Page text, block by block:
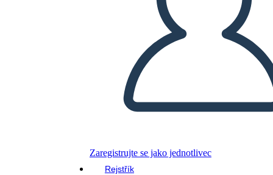
Zaregistrujte se jako jednotlivec
Rejstřík